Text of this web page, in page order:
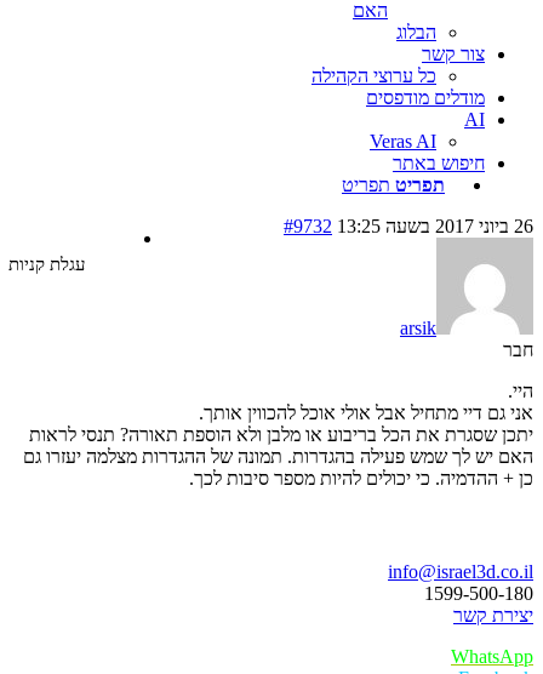
הבלוג
צור קשר
כל ערוצי הקהילה
מודלים מודפסים
AI
Veras AI
חיפוש באתר
תפריט תפריט
עגלת קניות
#9732
arsik
דיי מתחיל אבל אולי אוכל להכווין אותך.
שסגרת את הכל בריבוע או מלבן ולא הוספת תאורה? תנסי לראות
יש לך שמש פעילה בהגדרות. תמונה של ההגדרות מצלמה יעזרו גם
ההדמיה. כי יכולים להיות מספר סיבות לכך.
1599-
קשר